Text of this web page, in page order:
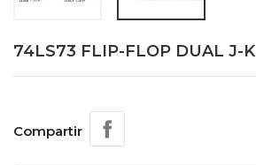
74LS73 FLIP-FLOP DUAL J-K
Compartir